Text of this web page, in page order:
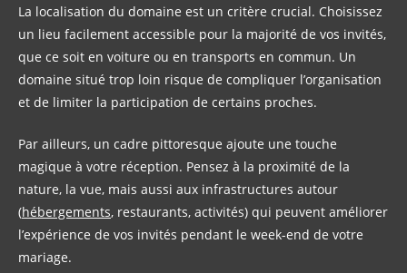
La localisation du domaine est un critère crucial. Choisissez
un lieu facilement accessible pour la majorité de vos invités,
que ce soit en voiture ou en transports en commun. Un
domaine situé trop loin risque de compliquer l’organisation
et de limiter la participation de certains proches.
Par ailleurs, un cadre pittoresque ajoute une touche
magique à votre réception. Pensez à la proximité de la
nature, la vue, mais aussi aux infrastructures autour
(hébergements, restaurants, activités) qui peuvent améliorer
l’expérience de vos invités pendant le week-end de votre
mariage.